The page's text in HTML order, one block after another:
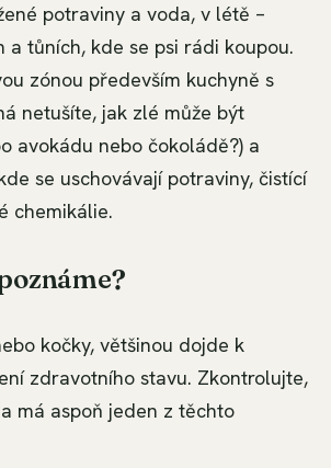
potraviny a voda, v létě –
a tůních, kde se psi rádi koupou.
zónou především kuchyně s
netušíte, jak zlé může být
avokádu nebo čokoládě?) a
se uschovávají potraviny, čistící
chemikálie.
kočky, většinou dojde k
zdravotního stavu. Zkontrolujte,
má aspoň jeden z těchto